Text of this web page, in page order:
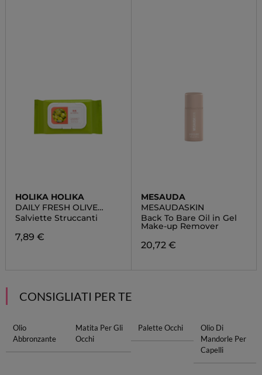
HOLIKA HOLIKA
DAILY FRESH OLIVE
CLEANSING TISSUE
Salviette Struccanti
7,89 €
MESAUDA
MESAUDASKIN
Back To Bare Oil in Gel
Make-up Remover
20,72 €
CONSIGLIATI PER TE
Olio
Abbronzante
Matita Per Gli
Occhi
Palette Occhi
Olio Di
Mandorle Per
Capelli